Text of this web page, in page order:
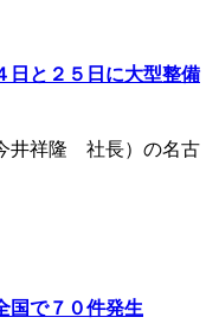
日と２５日に大型整備
井祥隆 社長）の名古
国で７０件発生